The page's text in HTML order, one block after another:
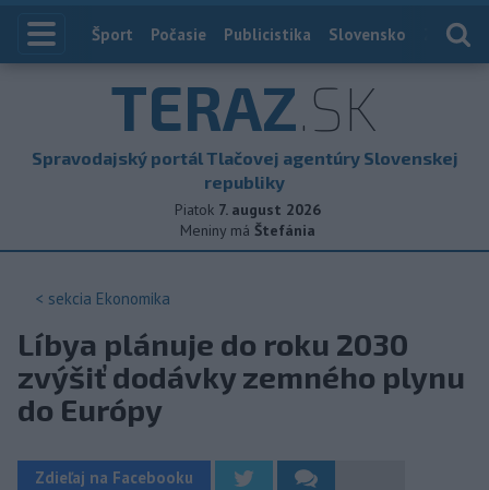
Index
Šport Počasie Publicistika Slovensko
TERAZ.SK
Spravodajský portál Tlačovej agentúry Slovenskej
republiky
Piatok 7. august 2026
Meniny má Štefánia
< sekcia Ekonomika
Líbya plánuje do roku 2030
zvýšiť dodávky zemného plynu
do Európy
Zdieľaj na Facebooku